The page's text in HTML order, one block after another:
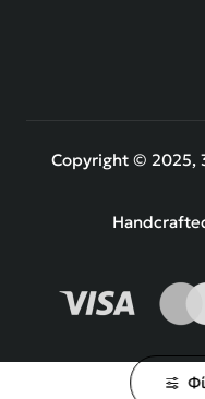
Copyright © 2025,